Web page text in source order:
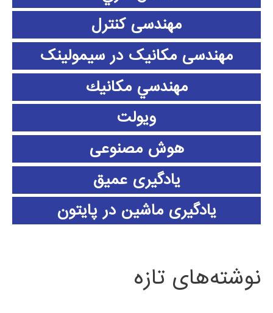
مهندسی کنترل
مهندسی مکانیک در سیمولینک
مهندسي مكانيك
ویولت
هوش مصنوعی
یادگیری عمیق
یادگیری ماشین در پایتون
نوشته‌های تازه